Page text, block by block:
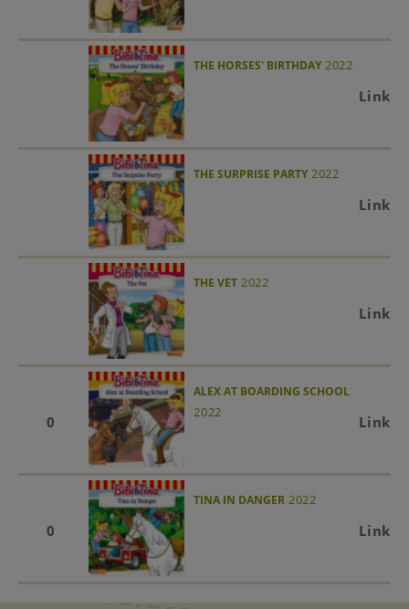
THE HORSES' BIRTHDAY 2022
Link
THE SURPRISE PARTY 2022
Link
THE VET 2022
Link
0
ALEX AT BOARDING SCHOOL
2022
Link
0
TINA IN DANGER 2022
Link